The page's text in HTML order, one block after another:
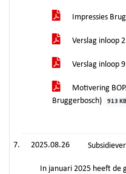
Impressies
Verslag inloop
Verslag inloop
Motivering
Bruggerbosch)
913 KB
2025.08.26
In januari 2025 heeft de